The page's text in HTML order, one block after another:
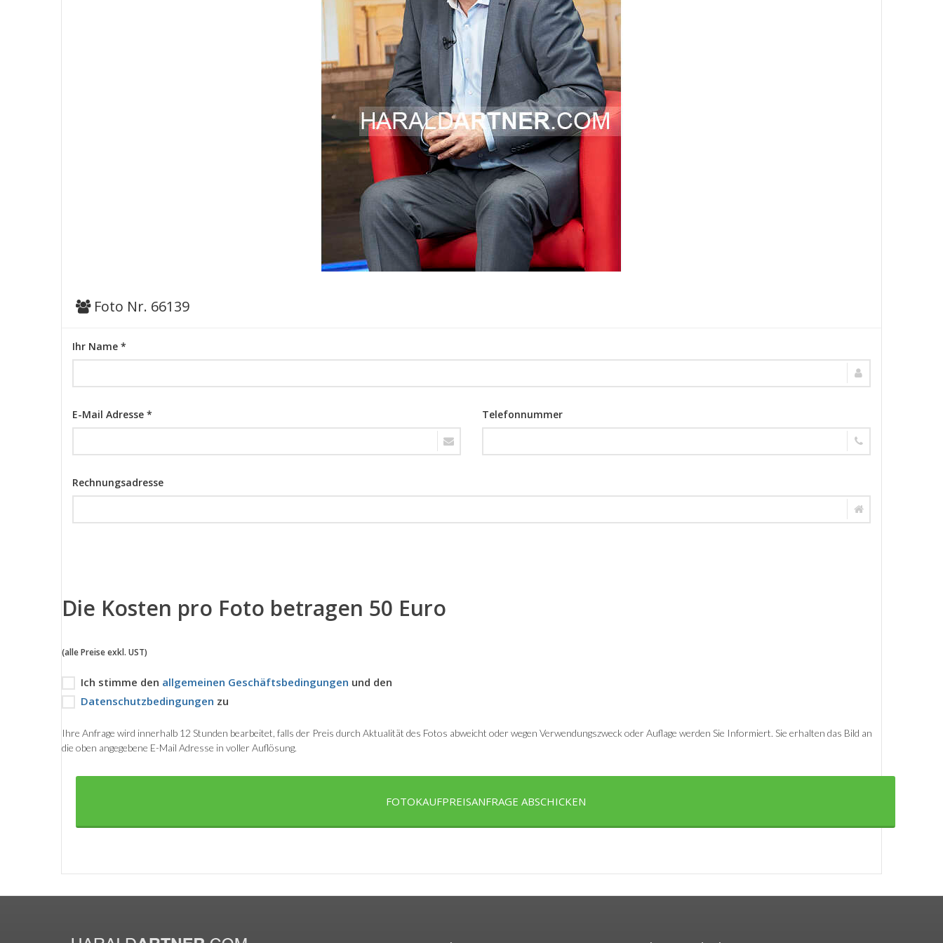
Foto Nr. 66139
Ihr Name *
E-Mail Adresse * Telefonnummer
Rechnungsadresse
Die Kosten pro Foto betragen 50 Euro
(alle Preise exkl. UST)
Ich stimme den allgemeinen Geschäftsbedingungen und den
Datenschutzbedingungen zu
Ihre Anfrage wird innerhalb 12 Stunden bearbeitet, falls der Preis durch Aktualität des Fotos abweicht oder wegen Verwendungszweck oder Auflage werden Sie Informiert. Sie erhalten das Bild an
die oben angegebene E-Mail Adresse in voller Auflösung.
FOTOKAUFPREISANFRAGE ABSCHICKEN